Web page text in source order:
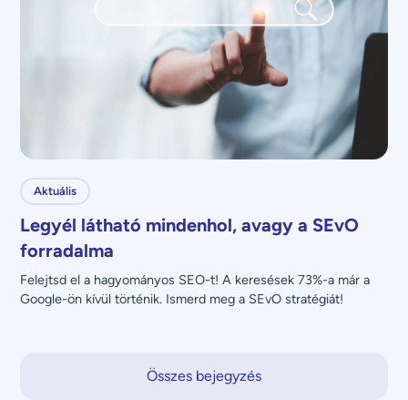
Aktuális
Legyél látható mindenhol, avagy a SEvO
forradalma
Felejtsd el a hagyományos SEO-t! A keresések 73%-a már a
Google-ön kívül történik. Ismerd meg a SEvO stratégiát!
Összes bejegyzés